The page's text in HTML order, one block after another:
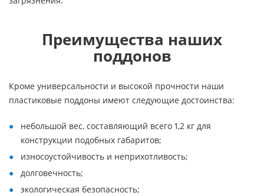
Преимущества наших
поддонов
Кроме универсальности и высокой прочности наши
пластиковые поддоны имеют следующие достоинства:
небольшой вес, составляющий всего 1,2 кг для
конструкции подобных габаритов;
износоустойчивость и неприхотливость;
долговечность;
экологическая безопасность;